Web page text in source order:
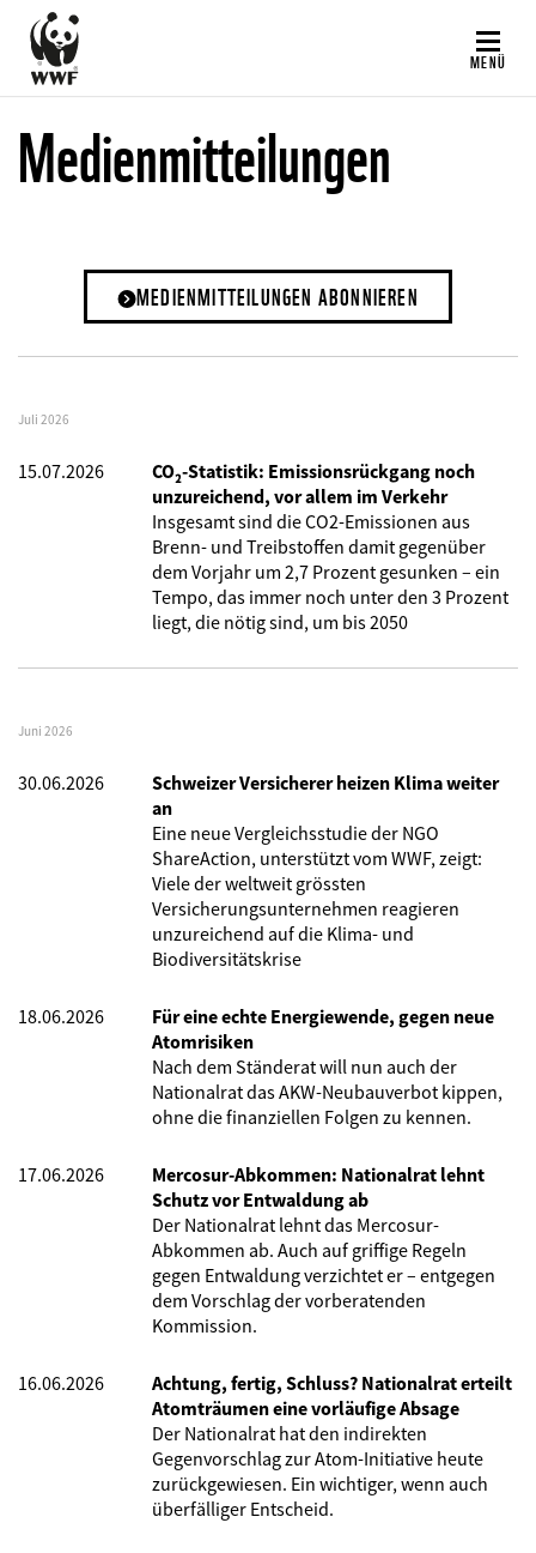
Direkt
zum
Inhalt
MENÜ
Medienmitteilungen
MEDIENMITTEILUNGEN ABONNIEREN
Juli 2026
15.07.2026
CO₂-Statistik: Emissionsrückgang noch
unzureichend, vor allem im Verkehr
Insgesamt sind die CO2-Emissionen aus
Brenn- und Treibstoffen damit gegenüber
dem Vorjahr um 2,7 Prozent gesunken – ein
Tempo, das immer noch unter den 3 Prozent
liegt, die nötig sind, um bis 2050
Juni 2026
30.06.2026
Schweizer Versicherer heizen Klima weiter
an
Eine neue Vergleichsstudie der NGO
ShareAction, unterstützt vom WWF, zeigt:
Viele der weltweit grössten
Versicherungsunternehmen reagieren
unzureichend auf die Klima- und
Biodiversitätskrise
18.06.2026
Für eine echte Energiewende, gegen neue
Atomrisiken
Nach dem Ständerat will nun auch der
Nationalrat das AKW-Neubauverbot kippen,
ohne die finanziellen Folgen zu kennen.
17.06.2026
Mercosur-Abkommen: Nationalrat lehnt
Schutz vor Entwaldung ab
Der Nationalrat lehnt das Mercosur-
Abkommen ab. Auch auf griffige Regeln
gegen Entwaldung verzichtet er – entgegen
dem Vorschlag der vorberatenden
Kommission.
16.06.2026
Achtung, fertig, Schluss? Nationalrat erteilt
Atomträumen eine vorläufige Absage
Der Nationalrat hat den indirekten
Gegenvorschlag zur Atom-Initiative heute
zurückgewiesen. Ein wichtiger, wenn auch
überfälliger Entscheid.